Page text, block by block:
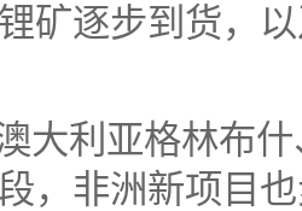
矿逐步到货，
大利亚格林布
，非洲新项目